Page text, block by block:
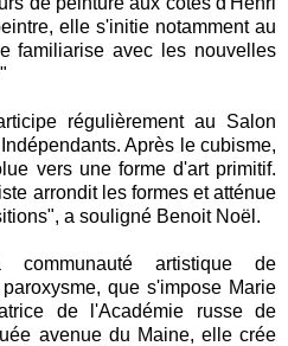
elle s'initie notamment au
familiarise avec les nouvelles
régulièrement au Salon
Après le cubisme,
vers une forme d'art primitif.
arrondit les formes et atténue
a souligné Benoit Noël.
artistique de
que s'impose Marie
de l'Académie russe de
avenue du Maine, elle crée